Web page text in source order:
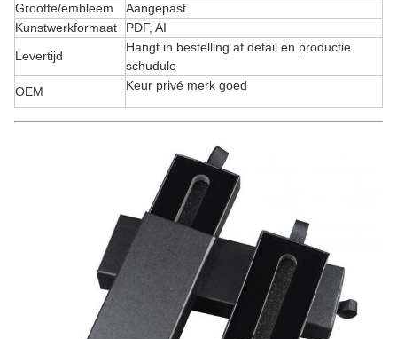
Grootte/embleem
Aangepast
Kunstwerkformaat
PDF, AI
Levertijd
Hangt in bestelling af detail en productie
schudule
OEM
Keur privé merk goed